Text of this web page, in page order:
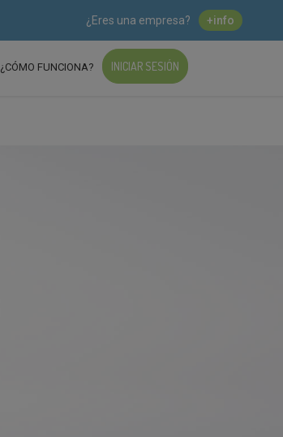
¿Eres una empresa? +info
¿CÓMO FUNCIONA? INICIAR SESIÓN